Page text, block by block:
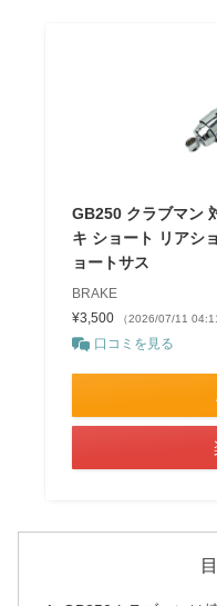
GB250 クラブマン
キ ショート リアシ
ョートサス
BRAKE
¥3,500
（2026/07/11
口コミを見る